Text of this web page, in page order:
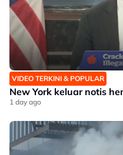
VIDEO TERKINI & POPULAR
New York keluar notis
1 day ago